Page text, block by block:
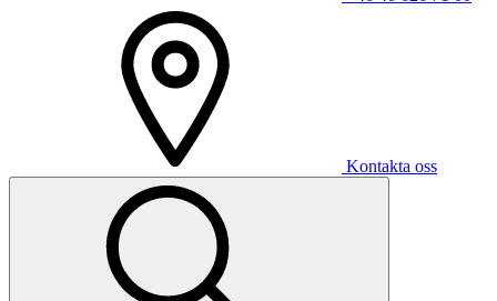
Kontakta oss